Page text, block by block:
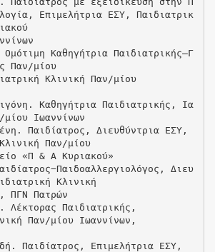
Επιμελήτρια ΕΣΥ, Παιδιατρικ
Καθηγήτρια Παιδιατρικής–Γ
Παν/μίου
Κλινική Παν/μίου
Καθηγήτρια Παιδιατρικής, Ια
Ιωαννίνων
Παιδίατρος, Διευθύντρια ΕΣΥ,
Παν/μίου
«Π & Α Κυριακού»
Διευ
Κλινική
ΠΓΝ Πατρών
Λέκτορας Παιδιατρικής,
Παν/μίου Ιωαννίνων,
Παιδίατρος, Επιμελήτρια ΕΣΥ,